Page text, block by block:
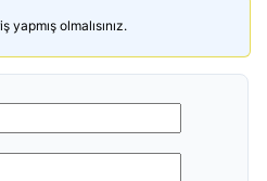
olmalısınız.